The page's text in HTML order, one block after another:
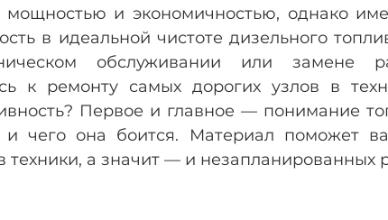
мощностью и экономичностью, однако
в идеальной чистоте дизельного
обслуживании или замене
к ремонту самых дорогих узлов в
Первое и главное — понимание
и чего она боится. Материал поможет
техники, а значит — и незапланированных